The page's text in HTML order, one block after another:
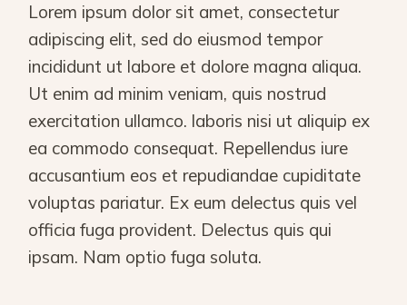
Lorem ipsum dolor sit amet, consectetur
adipiscing elit, sed do eiusmod tempor
incididunt ut labore et dolore magna aliqua.
Ut enim ad minim veniam, quis nostrud
exercitation ullamco. laboris nisi ut aliquip ex
ea commodo consequat. Repellendus iure
accusantium eos et repudiandae cupiditate
voluptas pariatur. Ex eum delectus quis vel
officia fuga provident. Delectus quis qui
ipsam. Nam optio fuga soluta.